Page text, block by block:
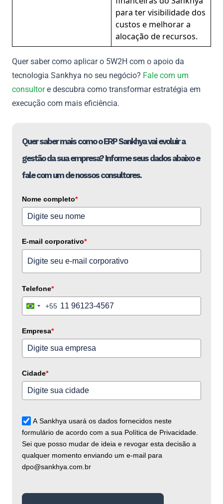
para ter visibilidade dos
custos e melhorar a
alocação de recursos.
Quer saber como aplicar o 5W2H com o apoio da
tecnologia Sankhya no seu negócio? Fale com um
consultore descubra como transformar estratégia em
execução com mais eficiência.
Quer saber mais como o ERP Sankhya vai evoluir a
gestão da sua empresa? Informe seus dados abaixo e
fale com um de nossos consultores.
Nome completo*
E-mail corporativo*
Telefone*
Brazil+55
Empresa*
Cidade*
A Sankhya usará os dados fornecidos neste
formulário de acordo com a sua Política de Privacidade.
Sei que posso mudar de ideia e revogar esta decisão a
qualquer momento enviando um e-mail para
dpo@sankhya.com.br